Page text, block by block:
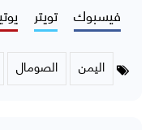
فيسبوك تويتر
اليمن الصومال